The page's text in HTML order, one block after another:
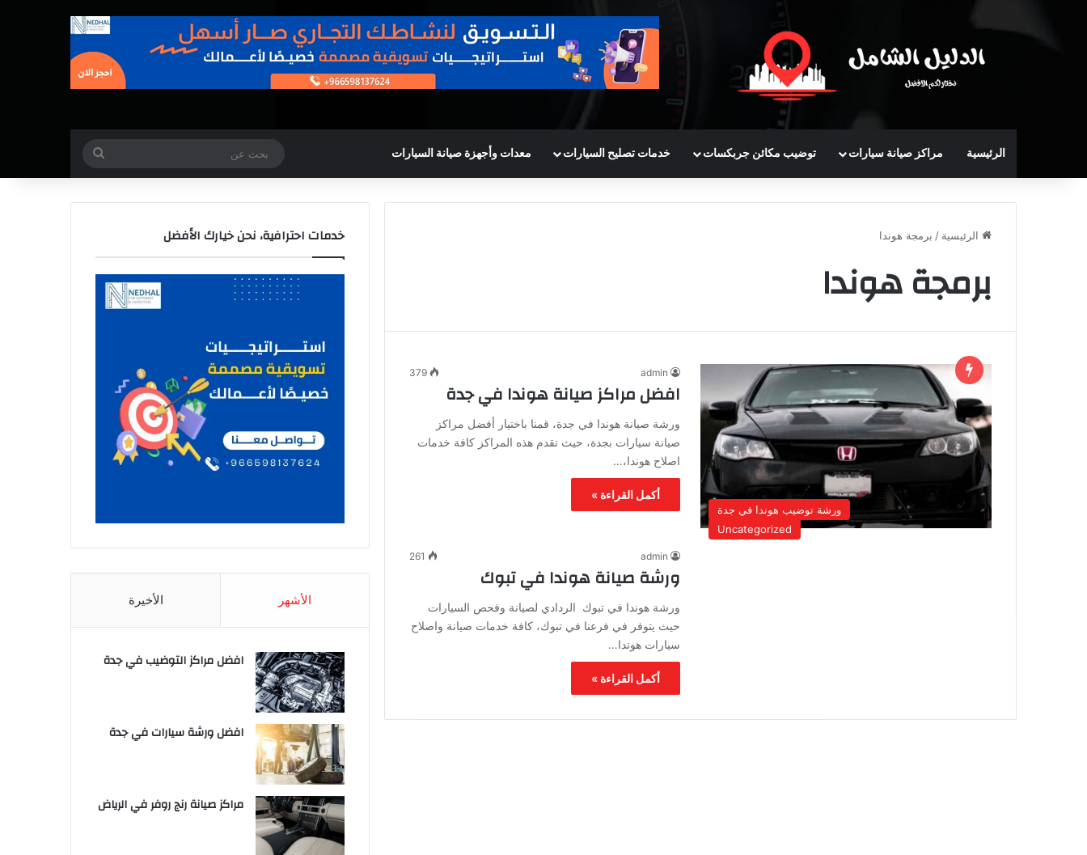
الرئيسية مراكز صيانة سيارات توضيب مكائن جربكسات خدمات تصليح السيارات معدات وأجهزة صيانة السيارات
عن
الرئيسية / برمجة هوندا
برمجة هوندا
ورشة توضيب هوندا في جدة
admin
379
افضل مراكز صيانة هوندا في جدة
ورشة صيانة هوندا في جدة، قمنا باختيار أفضل مراكز
صيانة سيارات بجدة، حيث تقدم هذه المراكز كافة خدمات
اصلاح هوندا،…
أكمل القراءة »
Uncategorized
admin
261
ورشة صيانة هوندا في تبوك
ورشة هوندا في تبوك الردادي لصيانة وفحص السيارات
حيث يتوفر في فرعنا في تبوك، كافة خدمات صيانة واصلاح
سيارات هوندا…
أكمل القراءة »
خدمات احترافية، نحن خيارك الأفضل
الأشهر الأخيرة
افضل مراكز التوضيب في جدة
افضل ورشة سيارات في جدة
مراكز صيانة رنج روفر في الرياض